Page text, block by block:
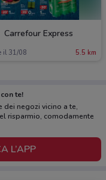
Carrefour Express
il 31/08 5.5 km
te!
negozi vicino a te,
risparmio, comodamente
L’APP